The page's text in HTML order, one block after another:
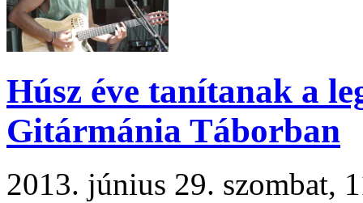
Húsz éve tanítanak a
Gitármánia Táborban
2013. június 29.